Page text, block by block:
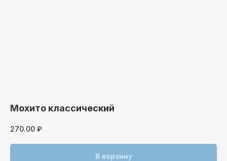
Мохито классический
270.00 ₽
В корзину